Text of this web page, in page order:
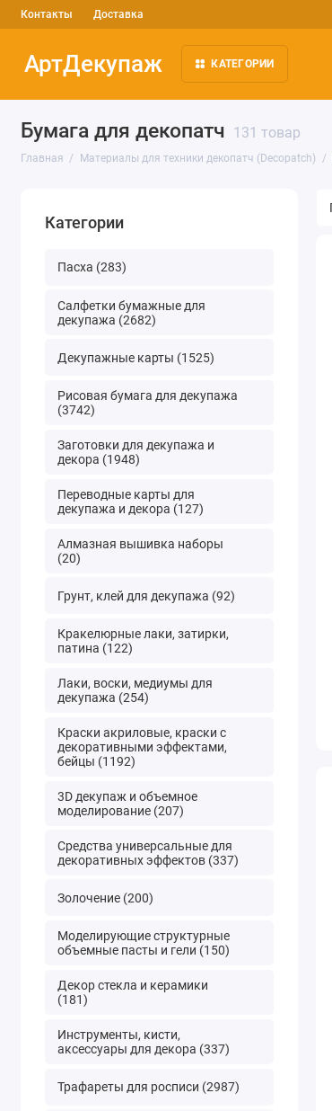
Контакты Доставка
АртДекупаж КАТЕГОРИИ
Бумага для декопатч 131 товар
Главная Материалы для техники декопатч (Decopatch)
Категории
Пасха (283)
Салфетки бумажные для
декупажа (2682)
Декупажные карты (1525)
Рисовая бумага для декупажа
(3742)
Заготовки для декупажа и
декора (1948)
Переводные карты для
декупажа и декора (127)
Алмазная вышивка наборы
(20)
Грунт, клей для декупажа (92)
Кракелюрные лаки, затирки,
патина (122)
Лаки, воски, медиумы для
декупажа (254)
Краски акриловые, краски с
декоративными эффектами,
бейцы (1192)
3D декупаж и объемное
моделирование (207)
Средства универсальные для
декоративных эффектов (337)
Золочение (200)
Моделирующие структурные
объемные пасты и гели (150)
Декор стекла и керамики
(181)
Инструменты, кисти,
аксессуары для декора (337)
Трафареты для росписи (2987)